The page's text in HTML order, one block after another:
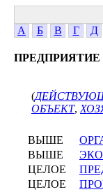
А
Б В Г Д
ПРЕДПРИЯТИЕ
(
ОБЪЕКТ,
ВЫШЕ
ВЫШЕ
ЦЕЛОЕ
ЦЕЛОЕ